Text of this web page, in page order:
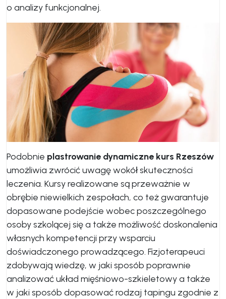
o analizy funkcjonalnej.
Podobnie plastrowanie dynamiczne kurs Rzeszów
umożliwia zwrócić uwagę wokół skuteczności
leczenia. Kursy realizowane są przeważnie w
obrębie niewielkich zespołach, co też gwarantuje
dopasowane podejście wobec poszczególnego
osoby szkolącej się a także możliwość doskonalenia
własnych kompetencji przy wsparciu
doświadczonego prowadzącego. Fizjoterapeuci
zdobywają wiedzę, w jaki sposób poprawnie
analizować układ mięśniowo-szkieletowy a także
w jaki sposób dopasować rodzaj tapingu zgodnie z